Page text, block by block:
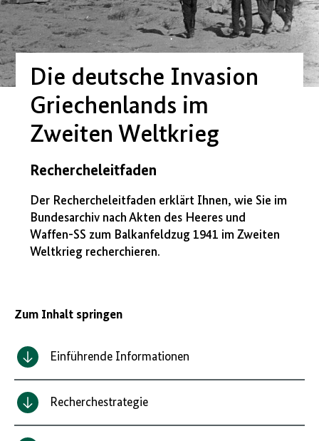
Die deutsche Invasion
Griechenlands im
Zweiten Weltkrieg
Rechercheleitfaden
Der Rechercheleitfaden erklärt Ihnen, wie Sie im
Bundesarchiv nach Akten des Heeres und
Waffen-SS zum Balkanfeldzug 1941 im Zweiten
Weltkrieg recherchieren.
Zum Inhalt springen
Einführende Informationen
Recherchestrategie